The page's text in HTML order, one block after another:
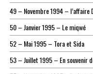
49 – Novembre 1994 – l’affaire
50 – Janvier 1995 – Le miqwé
52 – Mai 1995 – Tora et Sida
53 – Juillet 1995 – En souvenir